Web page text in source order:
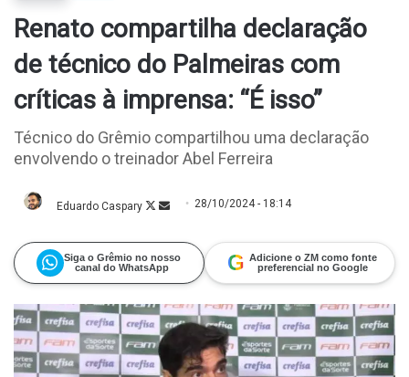
Renato compartilha declaração
de técnico do Palmeiras com
críticas à imprensa: “É isso”
Técnico do Grêmio compartilhou uma declaração
envolvendo o treinador Abel Ferreira
Eduardo Caspary FollowMande
28/10/2024 - 18:14
Siga o Grêmio no nosso
canal do WhatsApp
G Adicione o ZM como fonte
preferencial no Google